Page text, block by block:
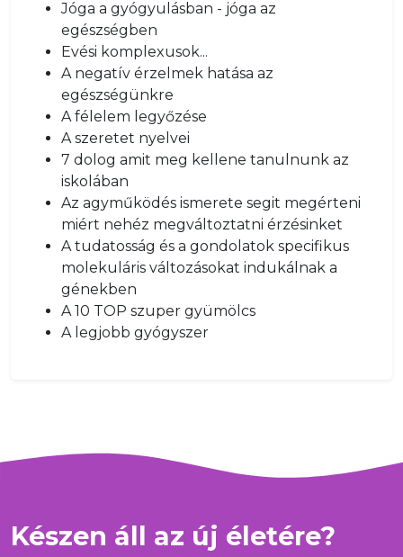
Jóga a gyógyulásban - jóga az
egészségben
Evési komplexusok...
A negatív érzelmek hatása az
egészségünkre
A félelem legyőzése
A szeretet nyelvei
7 dolog amit meg kellene tanulnunk az
iskolában
Az agyműködés ismerete segit megérteni
miért nehéz megváltoztatni érzésinket
A tudatosság és a gondolatok specifikus
molekuláris változásokat indukálnak a
génekben
A 10 TOP szuper gyümölcs
A legjobb gyógyszer
Készen áll az új életére?